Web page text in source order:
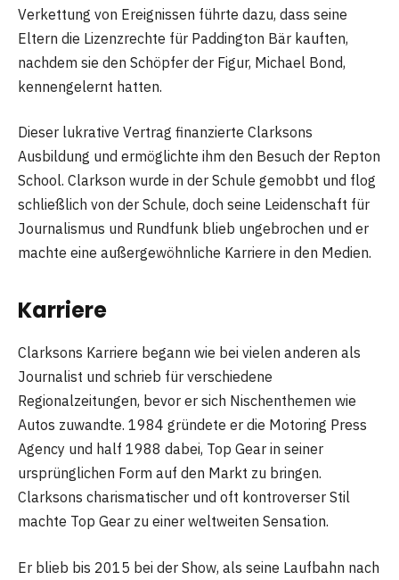
Verkettung von Ereignissen führte dazu, dass seine
Eltern die Lizenzrechte für Paddington Bär kauften,
nachdem sie den Schöpfer der Figur, Michael Bond,
kennengelernt hatten.
Dieser lukrative Vertrag finanzierte Clarksons
Ausbildung und ermöglichte ihm den Besuch der Repton
School. Clarkson wurde in der Schule gemobbt und flog
schließlich von der Schule, doch seine Leidenschaft für
Journalismus und Rundfunk blieb ungebrochen und er
machte eine außergewöhnliche Karriere in den Medien.
Karriere
Clarksons Karriere begann wie bei vielen anderen als
Journalist und schrieb für verschiedene
Regionalzeitungen, bevor er sich Nischenthemen wie
Autos zuwandte. 1984 gründete er die Motoring Press
Agency und half 1988 dabei, Top Gear in seiner
ursprünglichen Form auf den Markt zu bringen.
Clarksons charismatischer und oft kontroverser Stil
machte Top Gear zu einer weltweiten Sensation.
Er blieb bis 2015 bei der Show, als seine Laufbahn nach